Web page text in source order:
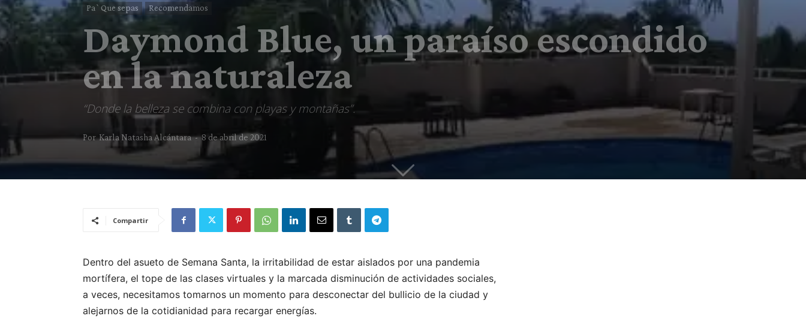
Pa`Que sepas Recomendamos
Daymond Blue, un paraíso escondido
en la naturaleza
“Donde la belleza se combina con playas y montañas”.
Por Karla Natasha Alcántara- 8 de abril de 2021
Compartir
Dentro del asueto de Semana Santa, la irritabilidad de estar aislados por una pandemia
mortífera, el tope de las clases virtuales y la marcada disminución de actividades sociales,
a veces, necesitamos tomarnos un momento para desconectar del bullicio de la ciudad y
alejarnos de la cotidianidad para recargar energías.